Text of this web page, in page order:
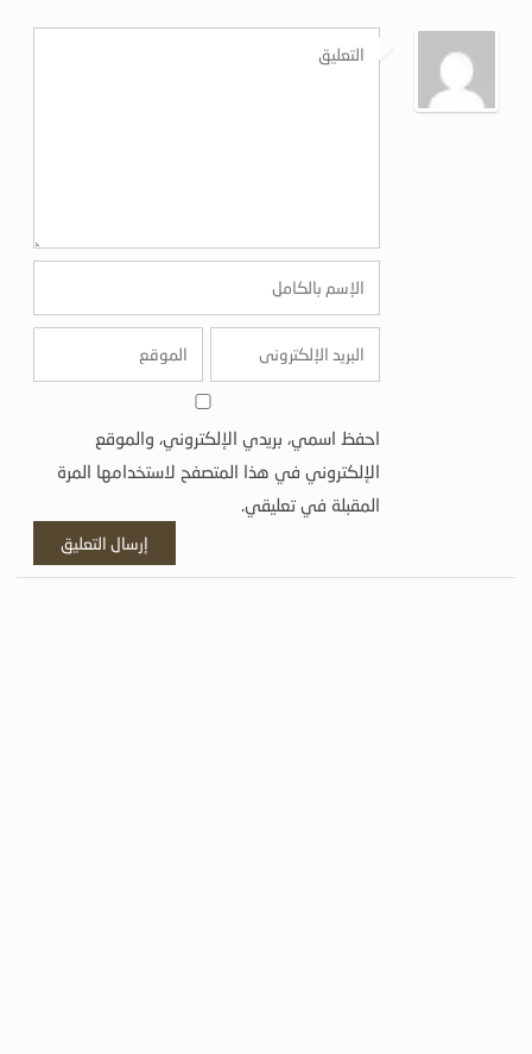
احفظ اسمي، بريدي الإلكتروني، والموقع
الإلكتروني في هذا المتصفح لاستخدامها المرة
المقبلة في تعليقي.